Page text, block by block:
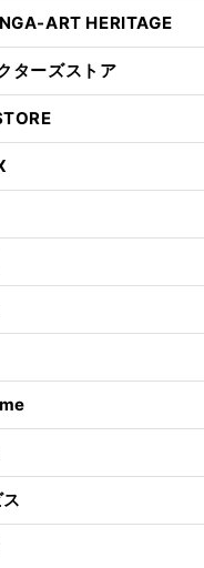
ART HERITAGE
ターズストア